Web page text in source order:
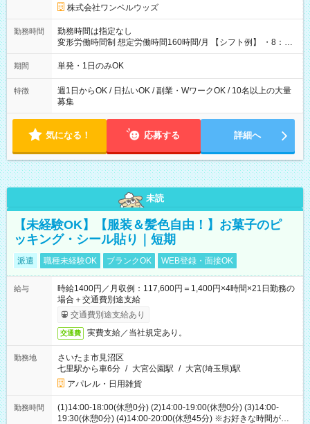
株式会社ワンベルウッズ
勤務時間
勤務時間は指定なし
変形労働時間制 想定労働時間160時間/月 【シフト例】 ・8：00
～21：00
期間 単発・1日のみOK
特徴
週1日からOK / 日払いOK / 副業・WワークOK / 10名以上の大量
募集
気になる！ 応募する 詳細へ
未読
【未経験OK】【服装＆髪色自由！】お菓子のピ
ッキング・シール貼り｜短期
派遣 職種未経験OK ブランクOK WEB登録・面接OK
給与
時給1400円／月収例：117,600円＝1,400円×4時間×21日勤務の
場合＋交通費別途支給
交通費別途支給あり
交通費 実費支給／当社規定あり。
勤務地
さいたま市見沼区
七里駅から車6分 / 大宮公園駅 / 大宮(埼玉県)駅
アパレル・日用雑貨
勤務時間
(1)14:00-18:00(休憩0分) (2)14:00-19:00(休憩0分) (3)14:00-
19:30(休憩0分) (4)14:00-20:00(休憩45分) ※お好きな時間が選べ